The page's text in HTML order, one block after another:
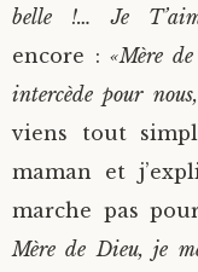
belle !… Je
encore : «Mère
intercède pour
viens tout
maman et
marche pas
Mère de Dieu, je